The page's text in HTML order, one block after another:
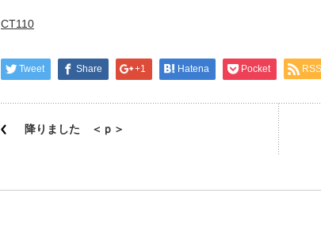
CT110
Tweet Share +1 Hatena Pocket RSS
降りました ＜ｐ＞